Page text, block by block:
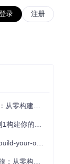
录 注册
技术能力体系
编程知识体系
目的实践探索指南
你的技术世界